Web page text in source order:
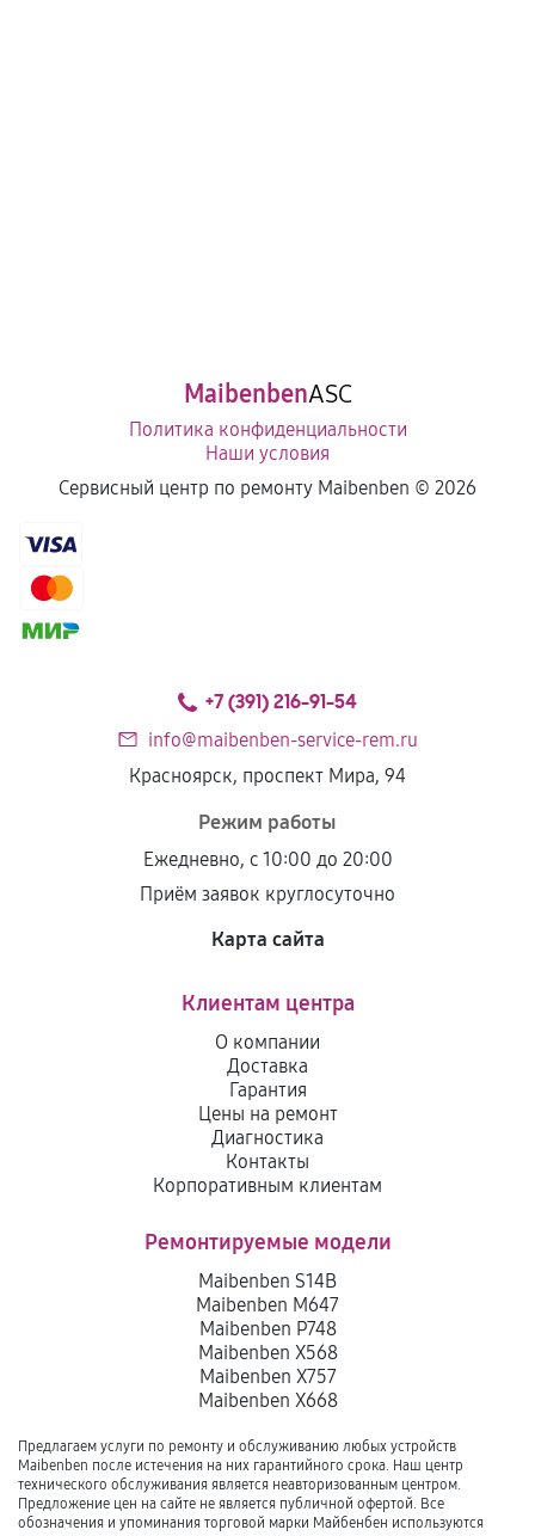
MaibenbenASC
Политика конфиденциальности
Наши условия
Сервисный центр по ремонту Maibenben © 2026
+7 (391) 216-91-54
info@maibenben-service-rem.ru
Красноярск, проспект Мира, 94
Режим работы
Ежедневно, с 10:00 до 20:00
Приём заявок круглосуточно
Карта сайта
Клиентам центра
О компании
Доставка
Гарантия
Цены на ремонт
Диагностика
Контакты
Корпоративным клиентам
Ремонтируемые модели
Maibenben S14B
Maibenben M647
Maibenben P748
Maibenben X568
Maibenben X757
Maibenben X668
Предлагаем услуги по ремонту и обслуживанию любых устройств
Maibenben после истечения на них гарантийного срока. Наш центр
технического обслуживания является неавторизованным центром.
Предложение цен на сайте не является публичной офертой. Все
обозначения и упоминания торговой марки Майбенбен используются